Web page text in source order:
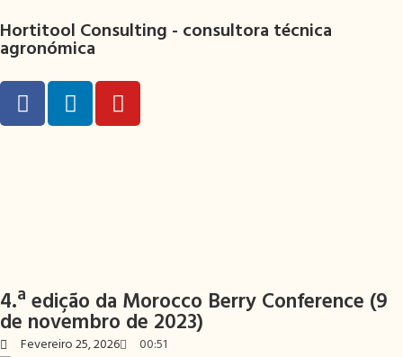
Hortitool Consulting - consultora técnica
agronómica
4.ª edição da Morocco Berry Conference (9
de novembro de 2023)
Fevereiro 25, 2026 00:51